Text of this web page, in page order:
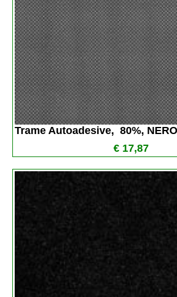
Trame Autoadesive,  80%,
€ 17,87